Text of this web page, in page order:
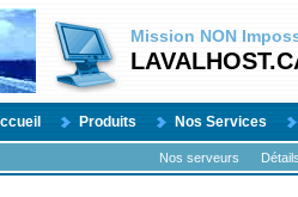
Mission NON
Produits Nos Services
Nos serveurs